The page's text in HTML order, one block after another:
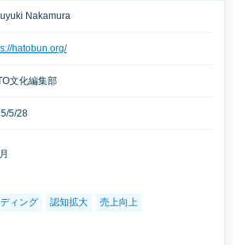
Nakamura
hatobun.org/
文化編集部
5/28
ィング 認知拡大
売上向上